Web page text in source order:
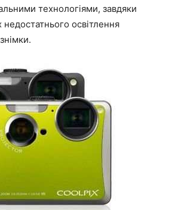
технологіями, завдяки
освітлення